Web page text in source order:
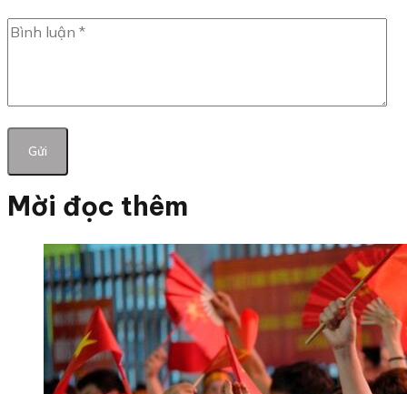
Mời đọc thêm